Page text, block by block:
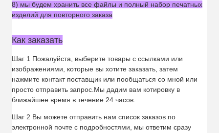
8) мы будем хранить все файлы и полный набор печатных
изделий для повторного заказа
Как заказать
Шаг 1 Пожалуйста, выберите товары с ссылками или
изображениями, которые вы хотите заказать, затем
нажмите контакт поставщик или пообщаться со мной или
просто отправить запрос.Мы дадим вам котировку в
ближайшее время в течение 24 часов.
Шаг 2 Вы можете отправить нам список заказов по
электронной почте с подробностями, мы ответим сразу